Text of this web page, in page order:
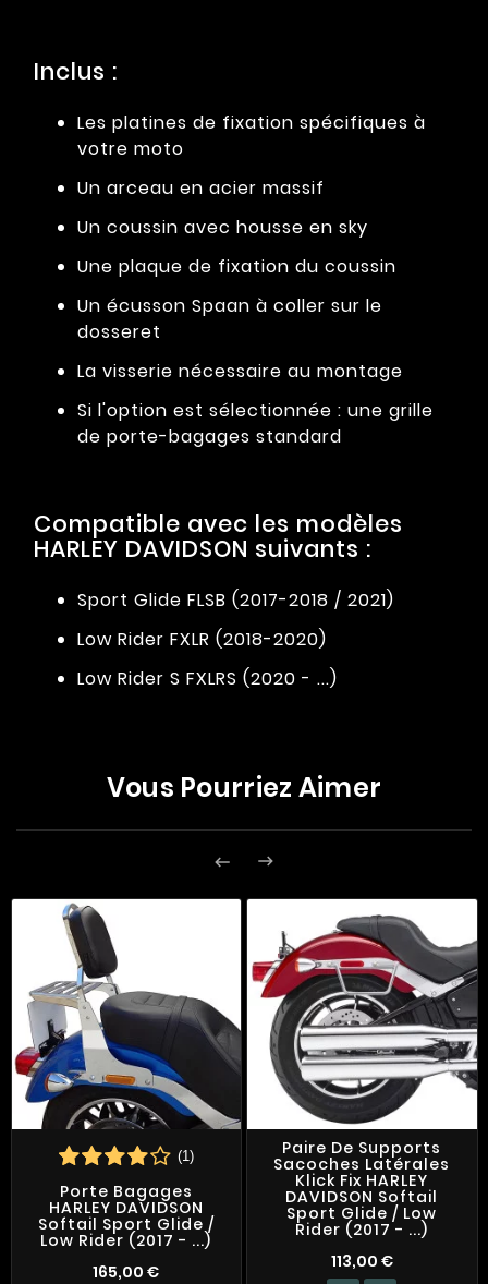
Inclus :
Les platines de fixation spécifiques à
votre moto
Un arceau en acier massif
Un coussin avec housse en sky
Une plaque de fixation du coussin
Un écusson Spaan à coller sur le
dosseret
La visserie nécessaire au montage
Si l'option est sélectionnée : une grille
de porte-bagages standard
Compatible avec les modèles
HARLEY DAVIDSON suivants :
Sport Glide FLSB (2017-2018 / 2021)
Low Rider FXLR (2018-2020)
Low Rider S FXLRS (2020 - ...)
Vous Pourriez Aimer
 
(1)
Porte Bagages
HARLEY DAVIDSON
Softail Sport Glide /
Low Rider (2017 - ...)
165,00 €
Paire De Supports
Sacoches Latérales
Klick Fix HARLEY
DAVIDSON Softail
Sport Glide / Low
Rider (2017 - ...)
113,00 €